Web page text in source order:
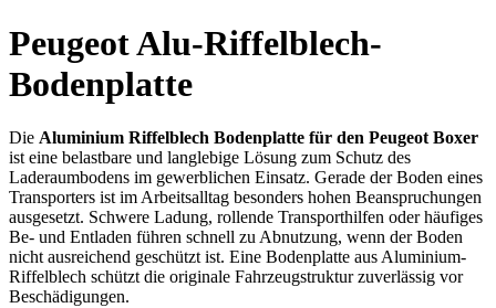
Peugeot Alu-Riffelblech-
Bodenplatte
Die Aluminium Riffelblech Bodenplatte für den Peugeot Boxer
ist eine belastbare und langlebige Lösung zum Schutz des
Laderaumbodens im gewerblichen Einsatz. Gerade der Boden eines
Transporters ist im Arbeitsalltag besonders hohen Beanspruchungen
ausgesetzt. Schwere Ladung, rollende Transporthilfen oder häufiges
Be- und Entladen führen schnell zu Abnutzung, wenn der Boden
nicht ausreichend geschützt ist. Eine Bodenplatte aus Aluminium-
Riffelblech schützt die originale Fahrzeugstruktur zuverlässig vor
Beschädigungen.